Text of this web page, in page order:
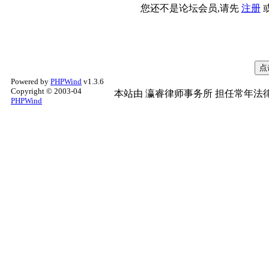
您还不是论坛会员,请先 注册
Powered by PHPWind v1.3.6
Copyright © 2003-04
PHPWind
本站由 瀛睿律师事务所 担任常年法